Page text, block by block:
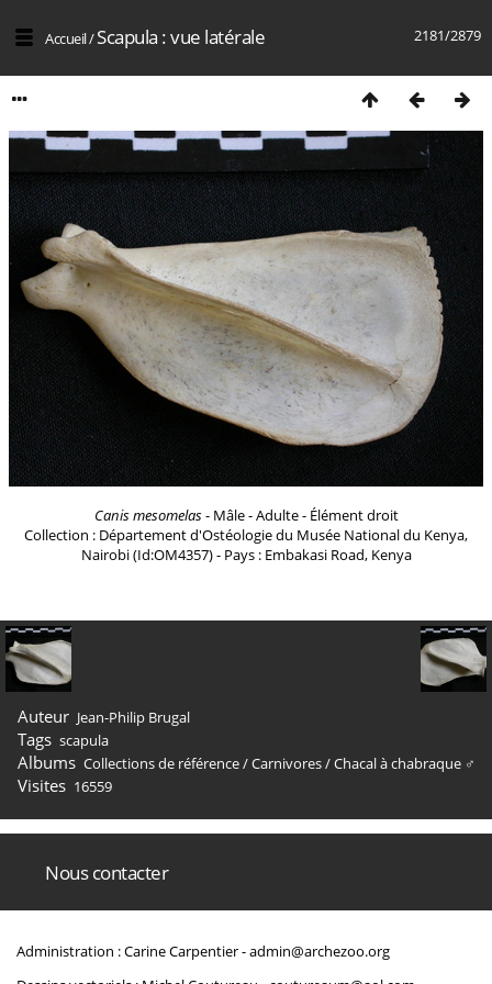
2181/2879
Accueil/Scapula : vue latérale
Canis mesomelas- Mâle - Adulte - Élément droit
Collection : Département d'Ostéologie du Musée National du Kenya,
Nairobi (Id:OM4357) - Pays : Embakasi Road, Kenya
Auteur Jean-Philip Brugal
Tags scapula
Albums Collections de référence/Carnivores/Chacal à chabraque ♂
Visites 16559
Nous contacter
Administration : Carine Carpentier -admin@archezoo.org